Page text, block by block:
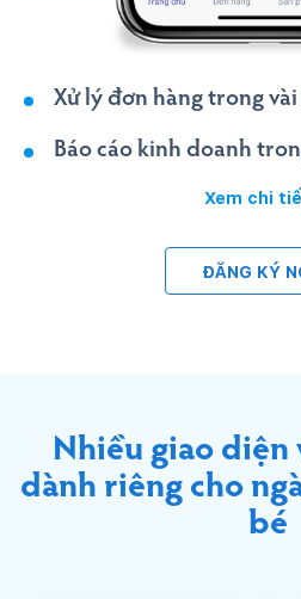
Xử lý đơn hàng trong
Báo cáo kinh doanh
Xem chi
ĐĂNG KÝ
Nhiều giao
dành riêng cho
bé